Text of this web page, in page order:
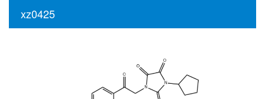
xz0425